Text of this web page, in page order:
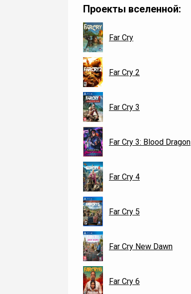
Проекты вселенной:
Far Cry
Far Cry 2
Far Cry 3
Far Cry 3: Blood Dragon
Far Cry 4
Far Cry 5
Far Cry New Dawn
Far Cry 6